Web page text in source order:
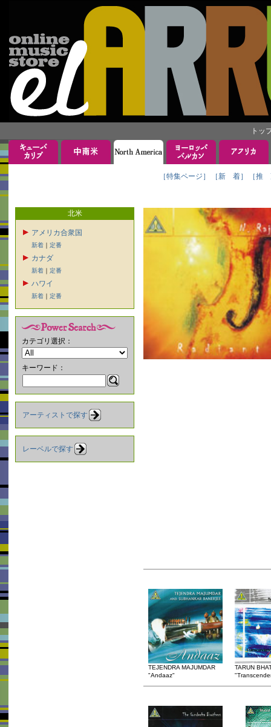
トッ
［特集ページ］ ［新 着］ ［推
北米
アメリカ合衆国
新着 ｜ 定番
カナダ
新着 ｜ 定番
ハワイ
新着 ｜ 定番
カテゴリ選択：
キーワード：
アーティストで探す
レーベルで探す
TEJENDRA MAJUMDAR
"Andaaz"
TARUN